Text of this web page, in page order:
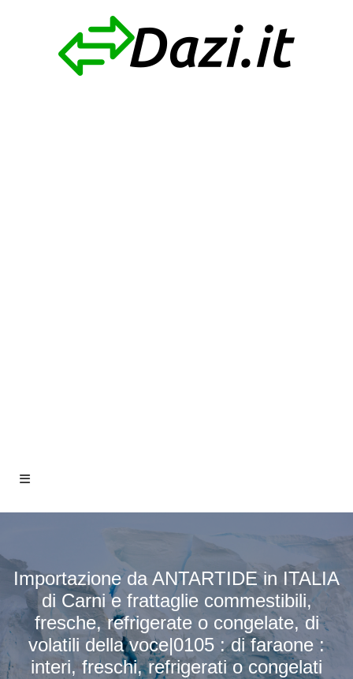
Importazione da ANTARTIDE in ITALIA
di Carni e frattaglie commestibili,
fresche, refrigerate o congelate, di
volatili della voce|0105 : di faraone :
interi, freschi, refrigerati o congelati